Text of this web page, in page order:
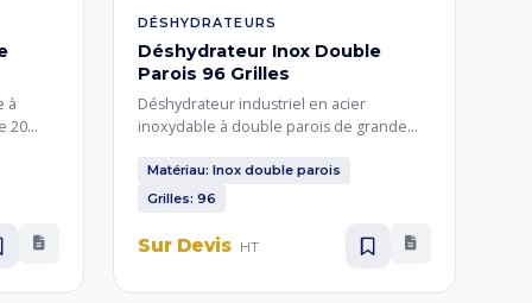
à
20
DÉSHYDRATEURS
Déshydrateur Inox Double
Parois 96 Grilles
Déshydrateur industriel en acier
inoxydable à double parois de grande
séchage à l'échelle industrielle de
grandes quantités de fruits, légumes,
Matériau: Inox double parois
Grilles: 96
Sur Devis HT